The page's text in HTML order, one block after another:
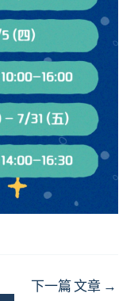
下一篇 文章 →